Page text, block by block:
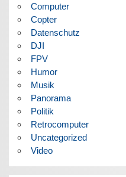
Computer
Copter
Datenschutz
DJI
FPV
Humor
Musik
Panorama
Politik
Retrocomputer
Uncategorized
Video